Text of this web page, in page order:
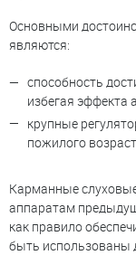
Основными
являются:
способность
избегая эффекта
крупные
пожилого
Карманные
аппаратам
как правило
быть использованы